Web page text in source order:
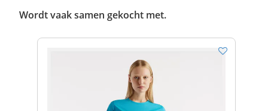
Wordt vaak samen gekocht met.